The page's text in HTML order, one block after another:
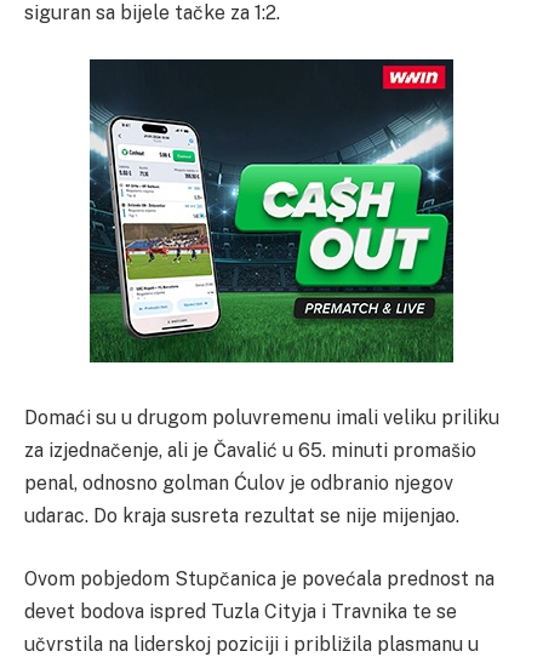
siguran sa bijele tačke za 1:2.
Domaći su u drugom poluvremenu imali veliku priliku
za izjednačenje, ali je Čavalić u 65. minuti promašio
penal, odnosno golman Ćulov je odbranio njegov
udarac. Do kraja susreta rezultat se nije mijenjao.
Ovom pobjedom Stupčanica je povećala prednost na
devet bodova ispred Tuzla Cityja i Travnika te se
učvrstila na liderskoj poziciji i približila plasmanu u